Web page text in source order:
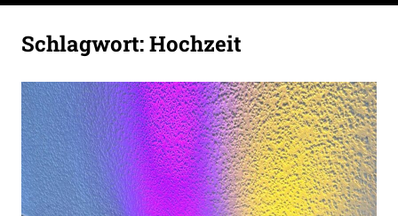
Schlagwort:Hochzeit